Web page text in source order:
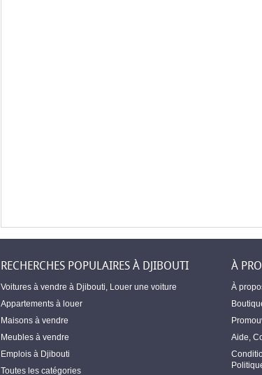
RECHERCHES POPULAIRES À DJIBOUTI
Voitures à vendre à Djibouti Louer une voiture
Appartements à louer
Maisons à vendre
Meubles à vendre
Emplois à Djibouti
Toutes les catégories
À
À
Aide